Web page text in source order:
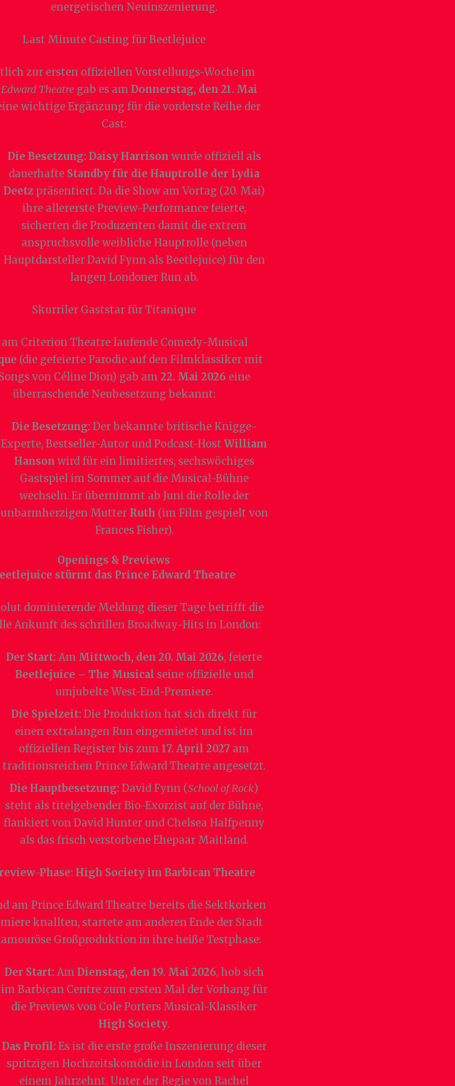
energetischen Neuinszenierung.
Last Minute Casting für Beetlejuice
zur ersten offiziellen Vorstellungs-Woche im
Theatre gab es am Donnerstag, den 21. Mai
wichtige Ergänzung für die vorderste Reihe der
Cast:
Die Besetzung: Daisy Harrison wurde offiziell als
dauerhafte Standby für die Hauptrolle der Lydia
Deetzpräsentiert. Da die Show am Vortag (20. Mai)
ihre allererste Preview-Performance feierte,
sicherten die Produzenten damit die extrem
anspruchsvolle weibliche Hauptrolle (neben
Hauptdarsteller David Fynn als Beetlejuice) für den
langen Londoner Run ab.
Skurriler Gaststar für Titanique
am Criterion Theatre laufende Comedy-Musical
(die gefeierte Parodie auf den Filmklassiker mit
von Céline Dion) gab am 22. Mai 2026 eine
überraschende Neubesetzung bekannt:
Die Besetzung: Der bekannte britische Knigge-
Experte, Bestseller-Autor und Podcast-Host William
Hanson wird für ein limitiertes, sechswöchiges
Gastspiel im Sommer auf die Musical-Bühne
wechseln. Er übernimmt ab Juni die Rolle der
unbarmherzigen Mutter Ruth (im Film gespielt von
Frances Fisher).
Openings & Previews
stürmt das Prince Edward Theatre
dominierende Meldung dieser Tage betrifft die
Ankunft des schrillen Broadway-Hits in London:
Der Start: Am Mittwoch, den 20. Mai 2026, feierte
Beetlejuice – The Musical seine offizielle und
umjubelte West-End-Premiere.
Die Spielzeit: Die Produktion hat sich direkt für
einen extralangen Run eingemietet und ist im
offiziellen Register bis zum 17. April 2027 am
traditionsreichen Prince Edward Theatre angesetzt.
Die Hauptbesetzung: David Fynn (School of Rock)
steht als titelgebender Bio-Exorzist auf der Bühne,
flankiert von David Hunter und Chelsea Halfpenny
als das frisch verstorbene Ehepaar Maitland.
Phase: High Society im Barbican Theatre
am Prince Edward Theatre bereits die Sektkorken
knallten, startete am anderen Ende der Stadt
Großproduktion in ihre heiße Testphase:
Der Start: Am Dienstag, den 19. Mai 2026, hob sich
im Barbican Centre zum ersten Mal der Vorhang für
die Previews von Cole Porters Musical-Klassiker
High Society.
Das Profil: Es ist die erste große Inszenierung dieser
spritzigen Hochzeitskomödie in London seit über
einem Jahrzehnt. Unter der Regie von Rachel